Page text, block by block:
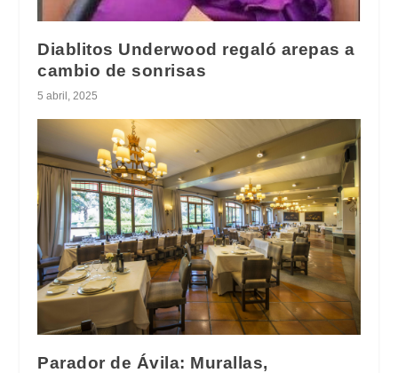
Diablitos Underwood regaló arepas a
cambio de sonrisas
5 abril, 2025
Parador de Ávila: Murallas,